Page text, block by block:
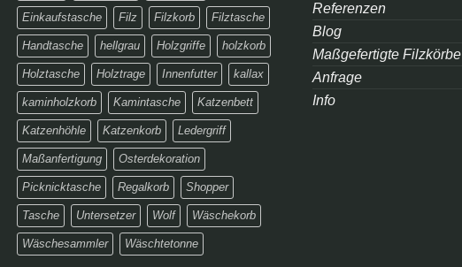
Einkaufstasche Filz Filzkorb Filztasche
Handtasche hellgrau Holzgriffe holzkorb
Holztasche Holztrage Innenfutter kallax
kaminholzkorb Kamintasche Katzenbett
Katzenhöhle Katzenkorb Ledergriff
Maßanfertigung Osterdekoration
Picknicktasche Regalkorb Shopper
Tasche Untersetzer Wolf Wäschekorb
Wäschesammler Wäschtetonne
Referenzen
Blog
Maßgefertigte Filzkörbe
Anfrage
Info